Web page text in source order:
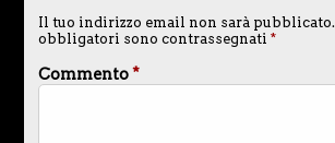
Il tuo indirizzo email non sarà pubblicato.
obbligatori sono contrassegnati *
Commento*